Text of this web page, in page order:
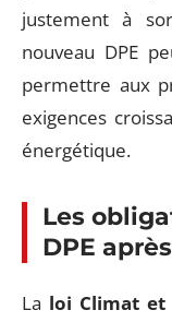
justement à
nouveau DPE
permettre aux
exigences
énergétique.
Les
DPE
La loi Climat et